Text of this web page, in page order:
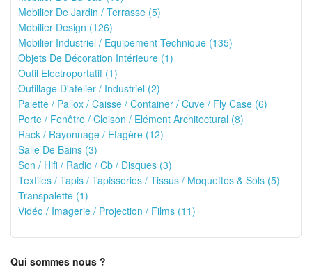
Mobilier De Jardin / Terrasse (5)
Mobilier Design (126)
Mobilier Industriel / Equipement Technique (135)
Objets De Décoration Intérieure (1)
Outil Electroportatif (1)
Outillage D'atelier / Industriel (2)
Palette / Pallox / Caisse / Container / Cuve / Fly Case (6)
Porte / Fenêtre / Cloison / Elément Architectural (8)
Rack / Rayonnage / Etagère (12)
Salle De Bains (3)
Son / Hifi / Radio / Cb / Disques (3)
Textiles / Tapis / Tapisseries / Tissus / Moquettes & Sols (5)
Transpalette (1)
Vidéo / Imagerie / Projection / Films (11)
Qui sommes nous ?